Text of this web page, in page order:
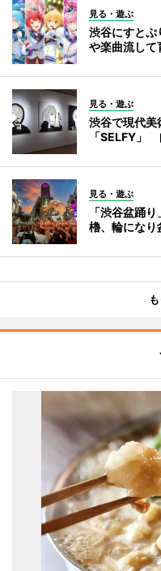
見る・遊ぶ
渋谷にすと
や楽曲流して
見る・遊ぶ
渋谷で現代美
「SELFY」
見る・遊ぶ
「渋谷盆踊
櫓、輪になり